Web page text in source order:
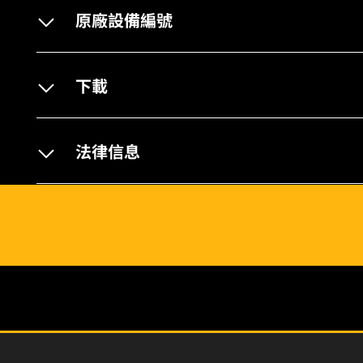
原廠設備編號
下載
法律信息